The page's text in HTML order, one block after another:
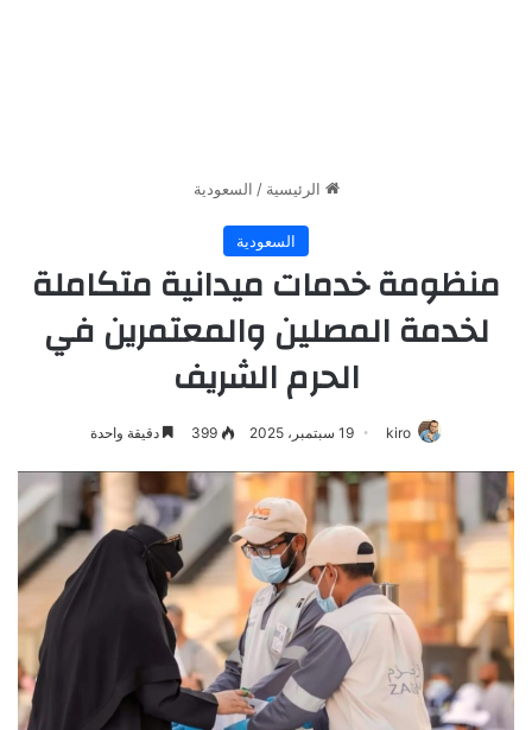
الرئيسية / السعودية
السعودية
منظومة خدمات ميدانية متكاملة
لخدمة المصلين والمعتمرين في
الحرم الشريف
kiro 19 سبتمبر، 2025 399 دقيقة واحدة